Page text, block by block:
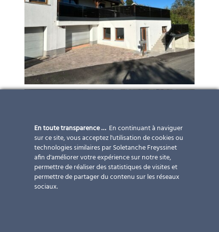
En toute transparence … En continuant à naviguer
sur ce site, vous acceptez l'utilisation de cookies ou
technologies similaires par Soletanche Freyssinet
afin d'améliorer votre expérience sur notre site,
permettre de réaliser des statistiques de visites et
permettre de partager du contenu sur les réseaux
sociaux.